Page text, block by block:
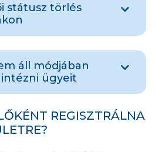
státusz törlés
lehetősége online
az online felületen az
ügyfélszolgálat
válassza az
vízmérővel”
kíséretével és a
és gyári
áll módjában
ügyeit
elektronikusan intézni
tudja bejelenteni
REGISZTRÁLNA